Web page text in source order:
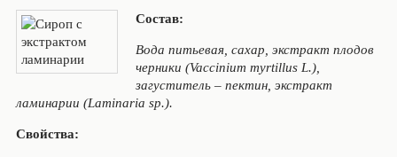
Состав:
Вода питьевая, сахар, экстракт плодов
черники (Vaccinium myrtillus L.),
загуститель – пектин, экстракт
ламинарии (Laminaria sp.).
Свойства: